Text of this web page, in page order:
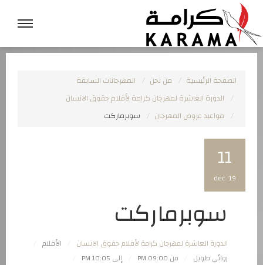
الصفحة الرئيسية من نحن
المهرجانات السابقة
الدورة العاشرة لمهرجان كرامة لأفلام حقوق الانسان
مواعيد عروض المهرجان
سوبرماركت
11
dec '19
سوبرماركت
الدورة العاشرة لمهرجان كرامة لأفلام حقوق الانسان
الأفلام
روائي طويل
من 09:00 PM
إلى 10:05 PM